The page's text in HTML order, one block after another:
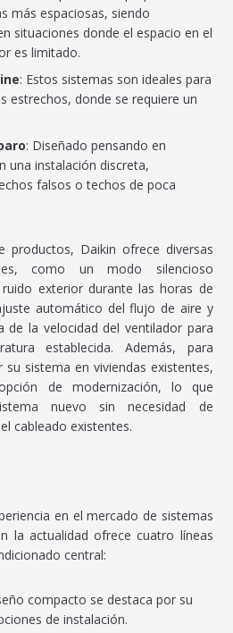
más espaciosas, siendo
situaciones donde el espacio en el
es limitado.
: Estos sistemas son ideales para
estrechos, donde se requiere un
: Diseñado pensando en
una instalación discreta,
falsos o techos de poca
productos, Daikin ofrece diversas
como un modo silencioso
exterior durante las horas de
automático del flujo de aire y
de la velocidad del ventilador para
establecida. Además, para
su sistema en viviendas existentes,
de modernización, lo que
nuevo sin necesidad de
cableado existentes.
en el mercado de sistemas
la actualidad ofrece cuatro líneas
central:
compacto se destaca por su
de instalación.